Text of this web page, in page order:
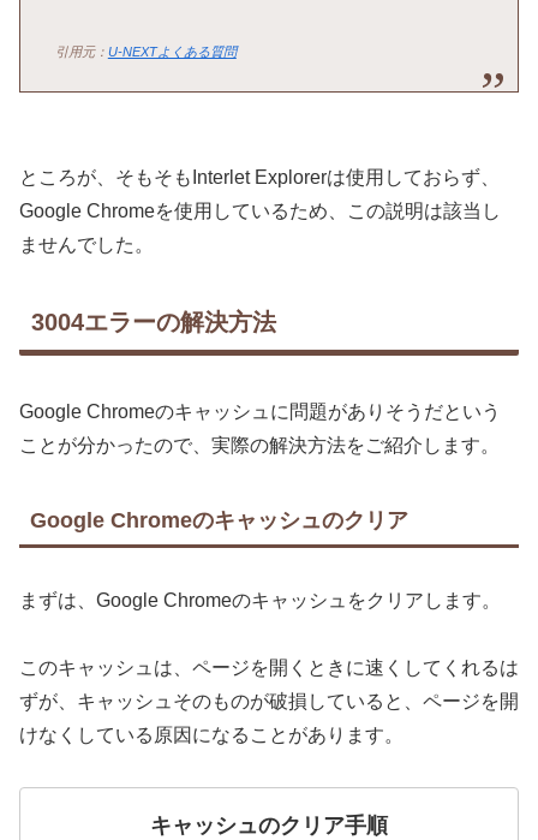
引用元： U-NEXTよくある質問
ところが、そもそもInterlet Explorerは使用しておらず、
Google Chromeを使用しているため、この説明は該当し
ませんでした。
3004エラーの解決方法
Google Chromeのキャッシュに問題がありそうだという
ことが分かったので、実際の解決方法をご紹介します。
Google Chromeのキャッシュのクリア
まずは、Google Chromeのキャッシュをクリアします。
このキャッシュは、ページを開くときに速くしてくれるは
ずが、キャッシュそのものが破損していると、ページを開
けなくしている原因になることがあります。
キャッシュのクリア手順